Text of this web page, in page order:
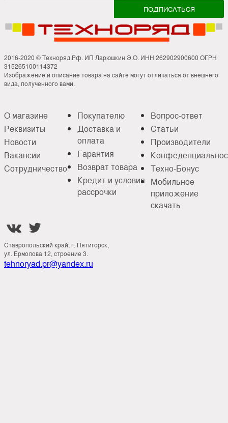
2016-2020 © Техноряд.Рф. ИП Ларюшкин Э.О. ИНН 262902900600 ОГРН
315265100114372
Изображение и описание товара на сайте могут отличаться от внешнего
вида, полученного вами.
О магазине
Реквизиты
Новости
Вакансии
Сотрудничество
Покупателю
Доставка и
оплата
Гарантия
Возврат товара
Кредит и условия
рассрочки
Вопрос-ответ
Статьи
Производители
Техно-Бонус
Мобильное
приложение
скачать
 
Ставропольский край, г. Пятигорск,
ул. Ермолова 12, строение 3.
tehnoryad.pr@yandex.ru